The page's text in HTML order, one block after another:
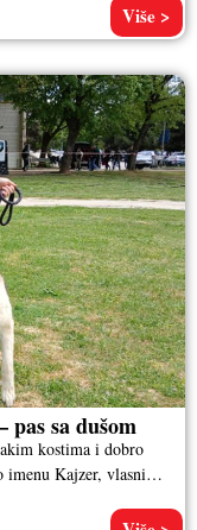
Više >
pas sa dušom
kostima i dobro
Kajzer, vlasnika